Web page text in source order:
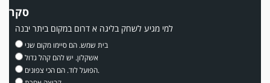
סקר
למי מגיע לשחק בליגה א דרום במקום ביתר יבנה
בית שמש. הם סיימו מקום שני
אשקלון. יש להם קהל גדול
הפועל לוד. הם הכי צפונים.